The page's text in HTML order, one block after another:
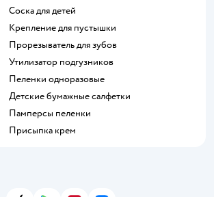
соска для детей
крепление для пустышки
прорезыватель для зубов
утилизатор подгузников
пеленки одноразовые
детские бумажные салфетки
памперсы пеленки
присыпка крем